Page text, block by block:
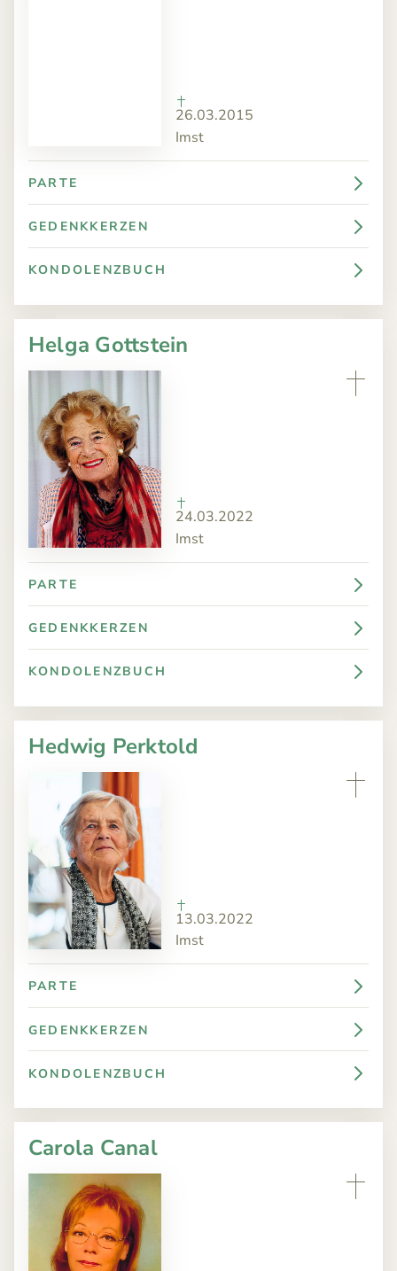
26.03.2015
Imst
PARTE
GEDENKKERZEN
KONDOLENZBUCH
Helga Gottstein
24.03.2022
Imst
PARTE
GEDENKKERZEN
KONDOLENZBUCH
Hedwig Perktold
13.03.2022
Imst
PARTE
GEDENKKERZEN
KONDOLENZBUCH
Carola Canal